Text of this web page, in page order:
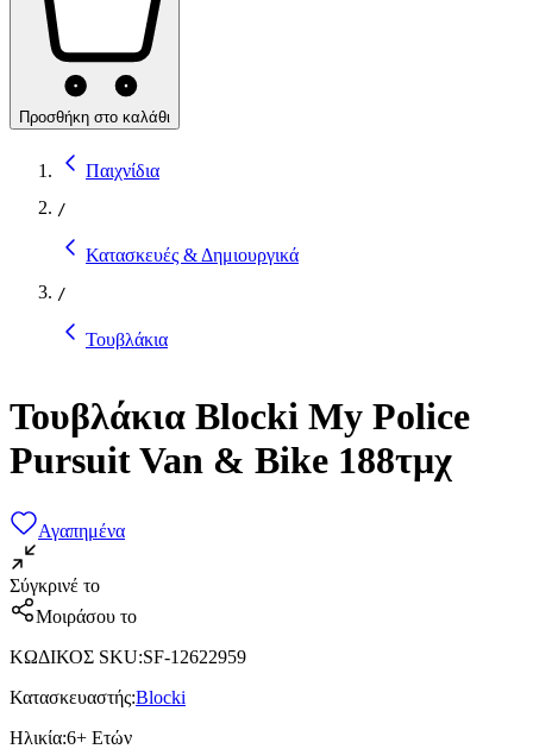
Προσθήκη στο καλάθι
Παιχνίδια
/
Κατασκευές & Δημιουργικά
/
Τουβλάκια
Τουβλάκια Blocki My Police
Pursuit Van & Bike 188τμχ
Αγαπημένα
Σύγκρινέ το
Μοιράσου το
ΚΩΔΙΚΟΣ SKU:SF-12622959
Κατασκευαστής:Blocki
Ηλικία:6+ Ετών